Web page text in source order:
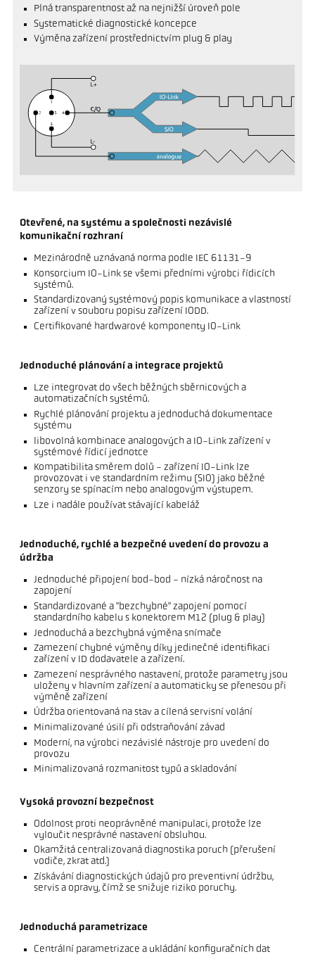
Plná transparentnost až na nejnižší úroveň pole
Systematické diagnostické koncepce
Výměna zařízení prostřednictvím plug & play
Otevřené, na systému a společnosti nezávislé
komunikační rozhraní
Mezinárodně uznávaná norma podle IEC 61131-9
Konsorcium IO-Link se všemi předními výrobci řídicích
systémů.
Standardizovaný systémový popis komunikace a vlastností
zařízení v souboru popisu zařízení IODD.
Certifikované hardwarové komponenty IO-Link
Jednoduché plánování a integrace projektů
Lze integrovat do všech běžných sběrnicových a
automatizačních systémů.
Rychlé plánování projektu a jednoduchá dokumentace
systému
libovolná kombinace analogových a IO-Link zařízení v
systémové řídicí jednotce
Kompatibilita směrem dolů - zařízení IO-Link lze
provozovat i ve standardním režimu (SIO) jako běžné
senzory se spínacím nebo analogovým výstupem.
Lze i nadále používat stávající kabeláž
Jednoduché, rychlé a bezpečné uvedení do provozu a
údržba
Jednoduché připojení bod-bod - nízká náročnost na
zapojení
Standardizované a "bezchybné" zapojení pomocí
standardního kabelu s konektorem M12 (plug & play)
Jednoduchá a bezchybná výměna snímače
Zamezení chybné výměny díky jedinečné identifikaci
zařízení v ID dodavatele a zařízení.
Zamezení nesprávného nastavení, protože parametry jsou
uloženy v hlavním zařízení a automaticky se přenesou při
výměně zařízení
Údržba orientovaná na stav a cílená servisní volání
Minimalizované úsilí při odstraňování závad
Moderní, na výrobci nezávislé nástroje pro uvedení do
provozu
Minimalizovaná rozmanitost typů a skladování
Vysoká provozní bezpečnost
Odolnost proti neoprávněné manipulaci, protože lze
vyloučit nesprávné nastavení obsluhou.
Okamžitá centralizovaná diagnostika poruch (přerušení
vodiče, zkrat atd.)
Získávání diagnostických údajů pro preventivní údržbu,
servis a opravy, čímž se snižuje riziko poruchy.
Jednoduchá parametrizace
Centrální parametrizace a ukládání konfiguračních dat